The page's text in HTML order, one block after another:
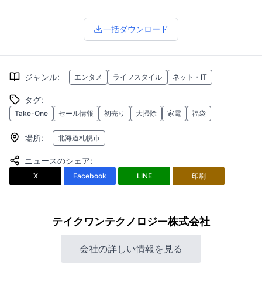
一括ダウンロード
ジャンル: エンタメ ライフスタイル ネット・IT
タグ:
Take-One セール情報 初売り 大掃除 家電 福袋
場所: 北海道札幌市
ニュースのシェア:
X Facebook LINE 印刷
テイクワンテクノロジー株式会社
会社の詳しい情報を見る